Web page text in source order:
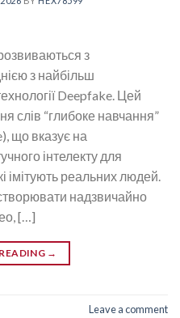
з
з найбільш
Deepfake. Цей
слів “глибоке навчання”
що вказує на
інтелекту для
імітують реальних людей.
надзвичайно
[…]
→
Leave a comment